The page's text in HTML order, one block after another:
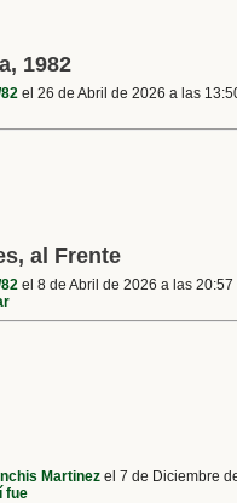
1982
el 26 de Abril de 2026 a las
al Frente
el 8 de Abril de 2026 a las 20:57
Martinez el 7 de Diciembre
fue